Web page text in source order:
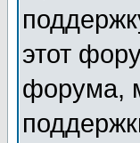
этот
форума,